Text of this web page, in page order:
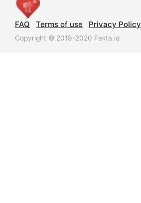
FAQ Terms of use Privacy Policy
Copyright © 2019-2020 Fakta.id